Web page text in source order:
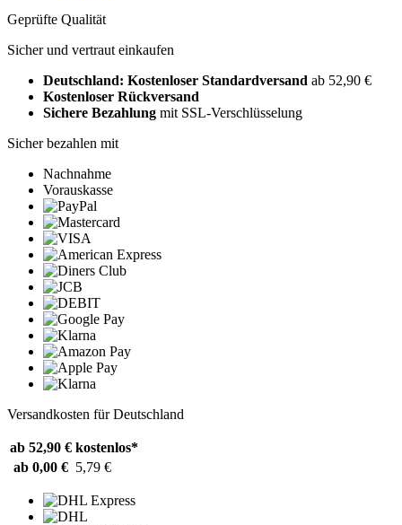
Geprüfte Qualität
Sicher und vertraut einkaufen
Deutschland: Kostenloser Standardversand ab 52,90 €
Kostenloser Rückversand
Sichere Bezahlung mit SSL-Verschlüsselung
Sicher bezahlen mit
Nachnahme
Vorauskasse
Versandkosten für Deutschland
ab 52,90 € kostenlos*
ab 0,00 € 5,79 €